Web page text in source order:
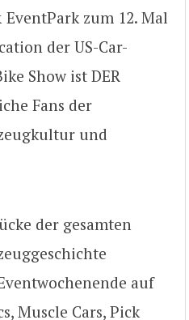
zum 12. Mal
der US-Car-
Show ist DER
Fans der
und
der gesamten
auf
Muscle Cars, Pick